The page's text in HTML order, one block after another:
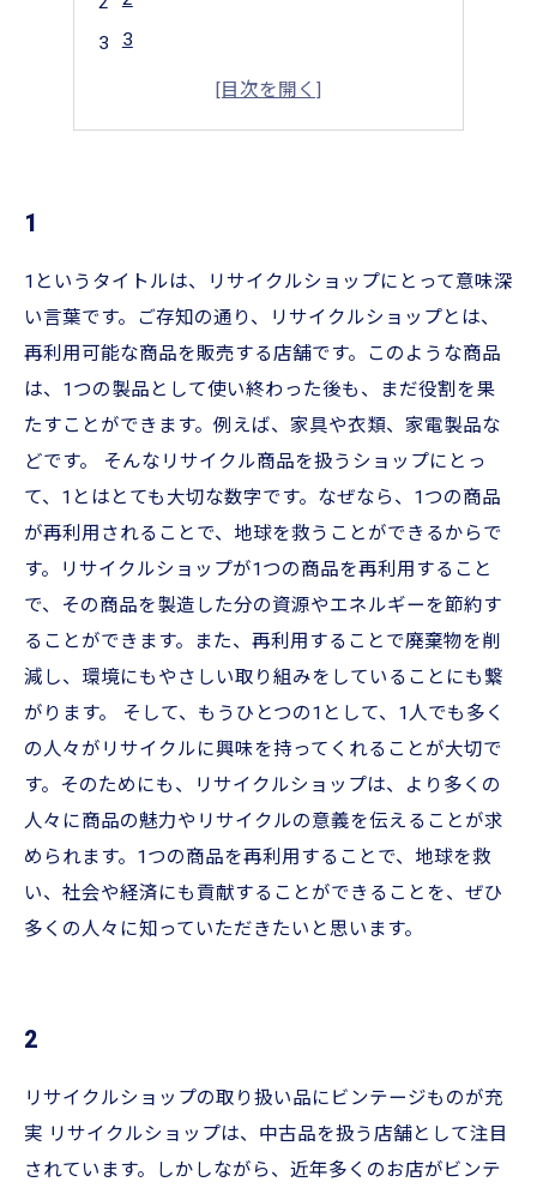
3
1
1というタイトルは、リサイクルショップにとって意味深
い言葉です。ご存知の通り、リサイクルショップとは、
再利用可能な商品を販売する店舗です。このような商品
は、1つの製品として使い終わった後も、まだ役割を果
たすことができます。例えば、家具や衣類、家電製品な
どです。 そんなリサイクル商品を扱うショップにとっ
て、1とはとても大切な数字です。なぜなら、1つの商品
が再利用されることで、地球を救うことができるからで
す。リサイクルショップが1つの商品を再利用すること
で、その商品を製造した分の資源やエネルギーを節約す
ることができます。また、再利用することで廃棄物を削
減し、環境にもやさしい取り組みをしていることにも繋
がります。 そして、もうひとつの1として、1人でも多く
の人々がリサイクルに興味を持ってくれることが大切で
す。そのためにも、リサイクルショップは、より多くの
人々に商品の魅力やリサイクルの意義を伝えることが求
められます。1つの商品を再利用することで、地球を救
い、社会や経済にも貢献することができることを、ぜひ
多くの人々に知っていただきたいと思います。
2
リサイクルショップの取り扱い品にビンテージものが充
実 リサイクルショップは、中古品を扱う店舗として注目
されています。しかしながら、近年多くのお店がビンテ